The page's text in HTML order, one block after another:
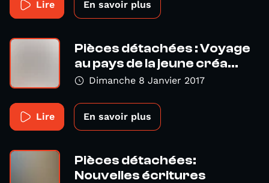
Lire En savoir plus
Pièces détachées : Voyage
au pays de la jeune créa...
Dimanche 8 Janvier 2017
Lire En savoir plus
Pièces détachées:
Nouvelles écritures